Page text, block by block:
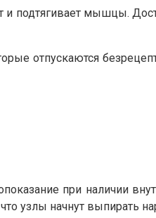
и подтягивает мышцы.
отпускаются
при наличии
узлы начнут выпирать